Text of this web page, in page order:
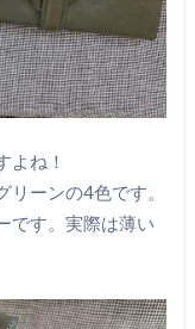
よね！
ーンの4色です。
です。実際は薄い